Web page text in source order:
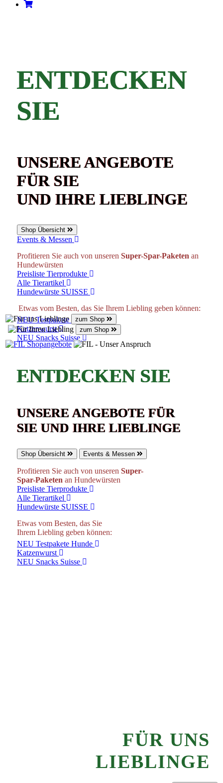
ENTDECKEN
SIE
UNSERE ANGEBOTE
FÜR SIE
UND IHRE LIEBLINGE
Shop Übersicht
Events & Messen
Profitieren Sie auch von unseren Super-Spar-Paketen an
Hundewürsten
Preisliste Tierprodukte
Alle Tierartikel
Hundewürste SUISSE
Etwas vom Besten, das Sie Ihrem Liebling geben können:
NEU Testpakete Hunde
Katzenwurst
NEU Snacks Suisse
zum Shop
zum Shop
ENTDECKEN SIE
UNSERE ANGEBOTE FÜR
SIE UND IHRE LIEBLINGE
Shop Übersicht Events & Messen
Profitieren Sie auch von unseren Super-
Spar-Paketen an Hundewürsten
Preisliste Tierprodukte
Alle Tierartikel
Hundewürste SUISSE
Etwas vom Besten, das Sie
Ihrem Liebling geben können:
NEU Testpakete Hunde
Katzenwurst
NEU Snacks Suisse
FÜR UNS
LIEBLINGE